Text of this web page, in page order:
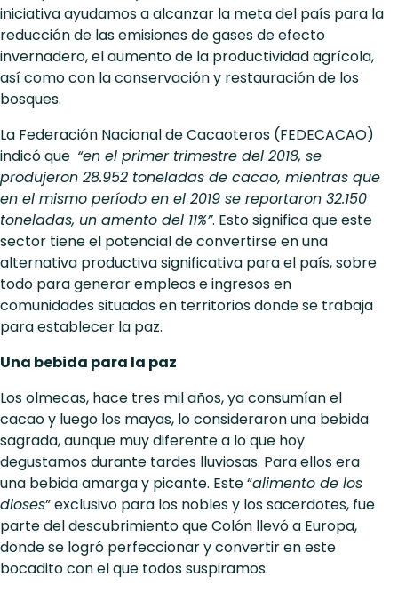
iniciativa ayudamos a alcanzar la meta del país para la
reducción de las emisiones de gases de efecto
invernadero, el aumento de la productividad agrícola,
así como con la conservación y restauración de los
bosques.
La Federación Nacional de Cacaoteros (FEDECACAO)
indicó que “en el primer trimestre del 2018, se
produjeron 28.952 toneladas de cacao, mientras que
en el mismo período en el 2019 se reportaron 32.150
toneladas, un amento del 11%”. Esto significa que este
sector tiene el potencial de convertirse en una
alternativa productiva significativa para el país, sobre
todo para generar empleos e ingresos en
comunidades situadas en territorios donde se trabaja
para establecer la paz.
Una bebida para la paz
Los olmecas, hace tres mil años, ya consumían el
cacao y luego los mayas, lo consideraron una bebida
sagrada, aunque muy diferente a lo que hoy
degustamos durante tardes lluviosas. Para ellos era
una bebida amarga y picante. Este “alimento de los
dioses” exclusivo para los nobles y los sacerdotes, fue
parte del descubrimiento que Colón llevó a Europa,
donde se logró perfeccionar y convertir en este
bocadito con el que todos suspiramos.